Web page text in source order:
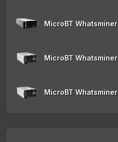
MicroBT
MicroBT
MicroBT